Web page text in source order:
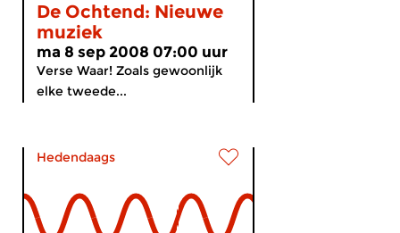
De Ochtend: Nieuwe
muziek
ma 8 sep 2008 07:00 uur
Verse Waar! Zoals gewoonlijk
elke tweede...
Hedendaags